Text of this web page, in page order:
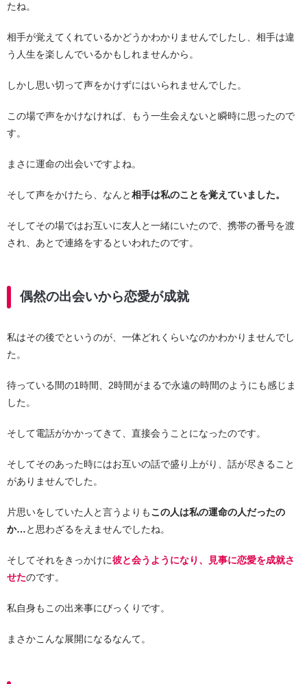
たね。
相手が覚えてくれているかどうかわかりませんでしたし、相手は違
う人生を楽しんでいるかもしれませんから。
しかし思い切って声をかけずにはいられませんでした。
この場で声をかけなければ、もう一生会えないと瞬時に思ったので
す。
まさに運命の出会いですよね。
そして声をかけたら、なんと相手は私のことを覚えていました。
そしてその場ではお互いに友人と一緒にいたので、携帯の番号を渡
され、あとで連絡をするといわれたのです。
偶然の出会いから恋愛が成就
私はその後でというのが、一体どれくらいなのかわかりませんでし
た。
待っている間の1時間、2時間がまるで永遠の時間のようにも感じま
した。
そして電話がかかってきて、直接会うことになったのです。
そしてそのあった時にはお互いの話で盛り上がり、話が尽きること
がありませんでした。
片思いをしていた人と言うよりもこの人は私の運命の人だったの
か…と思わざるをえませんでしたね。
そしてそれをきっかけに彼と会うようになり、見事に恋愛を成就さ
せたのです。
私自身もこの出来事にびっくりです。
まさかこんな展開になるなんて。